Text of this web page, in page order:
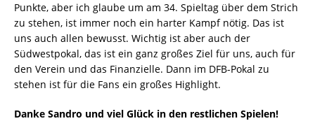
Punkte, aber ich glaube um am 34. Spieltag über dem Strich
zu stehen, ist immer noch ein harter Kampf nötig. Das ist
uns auch allen bewusst. Wichtig ist aber auch der
Südwestpokal, das ist ein ganz großes Ziel für uns, auch für
den Verein und das Finanzielle. Dann im DFB-Pokal zu
stehen ist für die Fans ein großes Highlight.
Danke Sandro und viel Glück in den restlichen Spielen!